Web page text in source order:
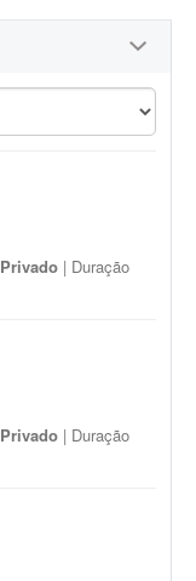
Privado | Duração
Privado | Duração